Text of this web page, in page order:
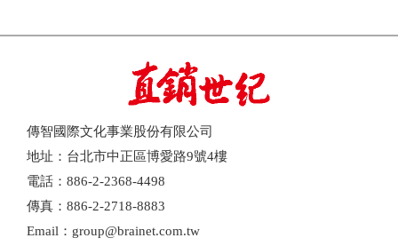
傳智國際文化事業股份有限公司
地址：台北市中正區博愛路9號4樓
電話：886-2-2368-4498
傳真：886-2-2718-8883
Email：group@brainet.com.tw